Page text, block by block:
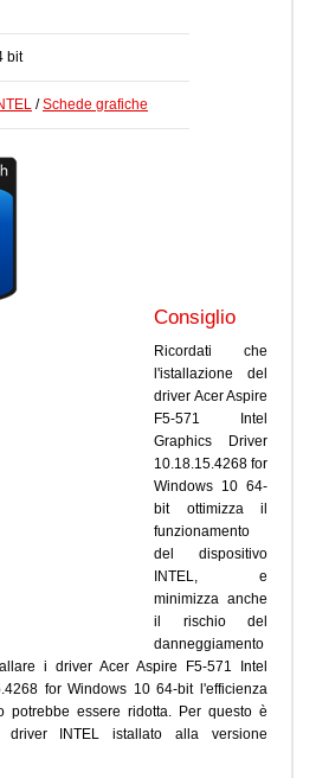
bit
/Schede grafiche
Consiglio
Ricordati che
l'istallazione del
driver Acer Aspire
F5-571 Intel
Graphics Driver
10.18.15.4268 for
Windows 10 64-
bit ottimizza il
funzionamento
del dispositivo
INTEL, e
minimizza anche
il rischio del
danneggiamento
i driver Acer Aspire F5-571 Intel
for Windows 10 64-bit l'efficienza
potrebbe essere ridotta. Per questo è
INTEL istallato alla versione